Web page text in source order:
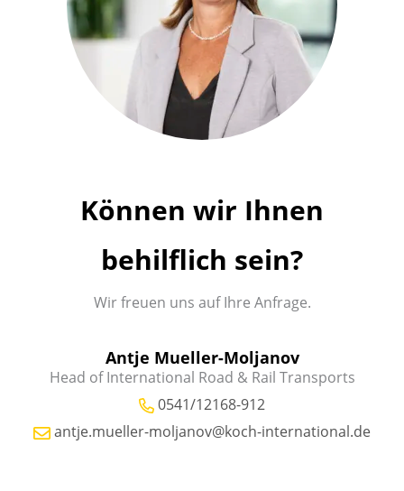
Können wir Ihnen
behilflich sein?
Wir freuen uns auf Ihre Anfrage.
Antje Mueller-Moljanov
Head of International Road & Rail Transports
0541/12168-912
antje.mueller-moljanov@koch-international.de